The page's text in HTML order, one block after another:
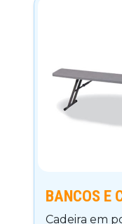
BANCOS E
Cadeira em